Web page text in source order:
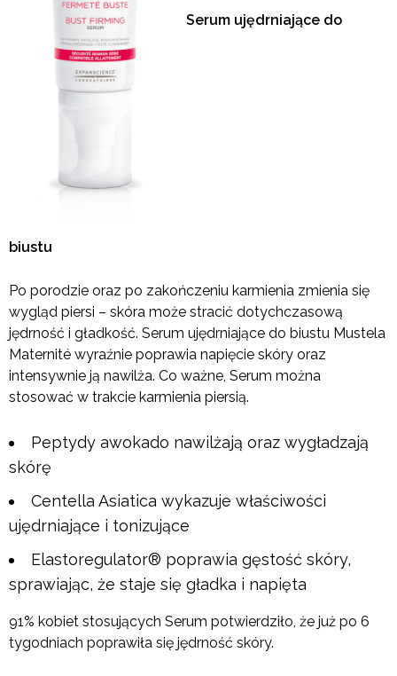
Serum ujędrniające do
biustu
Po porodzie oraz po zakończeniu karmienia zmienia się
wygląd piersi – skóra może stracić dotychczasową
jędrność i gładkość. Serum ujędrniające do biustu Mustela
Maternité wyraźnie poprawia napięcie skóry oraz
intensywnie ją nawilża. Co ważne, Serum można
stosować w trakcie karmienia piersią.
Peptydy awokado nawilżają oraz wygładzają
skórę
Centella Asiatica wykazuje właściwości
ujędrniające i tonizujące
Elastoregulator® poprawia gęstość skóry,
sprawiając, że staje się gładka i napięta
91% kobiet stosujących Serum potwierdziło, że już po 6
tygodniach poprawiła się jędrność skóry.